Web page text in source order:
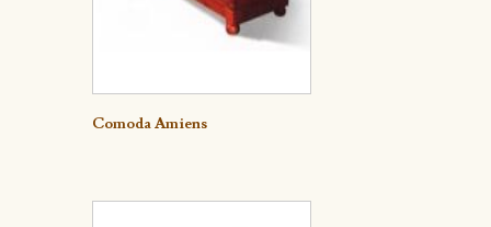
Detalle
Comoda Amiens